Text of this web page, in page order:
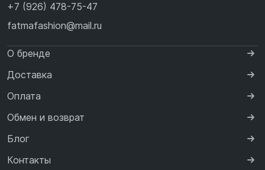
+7 (926) 478-75-47
fatmafashion@mail.ru
О бренде
Доставка
Оплата
Обмен и возврат
Блог
Контакты